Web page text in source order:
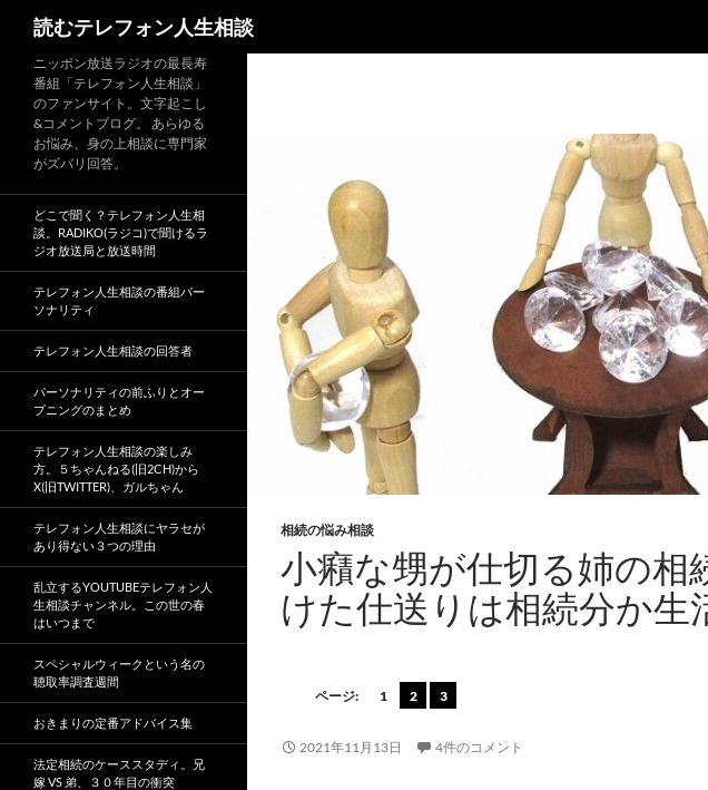
読むテレフォン人生相談
相続の悩み相談
小癪な甥が仕切る姉の相
けた仕送りは相続分か生
ページ: 1 2 3
2021年11月13日 4件のコメント
ニッポン放送ラジオの最長寿
番組「テレフォン人生相談」
のファンサイト。文字起こし
&コメントブログ。 あらゆる
お悩み、身の上相談に専門家
がズバリ回答。
どこで聞く？テレフォン人生相
談。RADIKO(ラジコ)で聞けるラ
ジオ放送局と放送時間
テレフォン人生相談の番組パー
ソナリティ
テレフォン人生相談の回答者
パーソナリティの前ふりとオー
プニングのまとめ
テレフォン人生相談の楽しみ
方。５ちゃんねる(旧2CH)から
X(旧TWITTER)、ガルちゃん
テレフォン人生相談にヤラセが
あり得ない３つの理由
乱立するYOUTUBEテレフォン人
生相談チャンネル。この世の春
はいつまで
スペシャルウィークという名の
聴取率調査週間
おきまりの定番アドバイス集
法定相続のケーススタディ。兄
嫁 VS 弟、３０年目の衝突